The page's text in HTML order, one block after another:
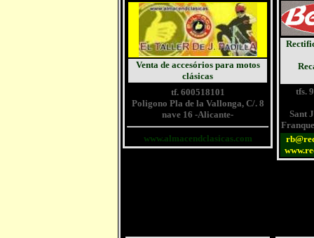
Venta de accesórios para motos
clásicas
tf. 600518101
Poligono Pla de la Vallonga, C/. 8
nave 16 -Alicante-
www.almacendclasicas.com
tfs.
Sant